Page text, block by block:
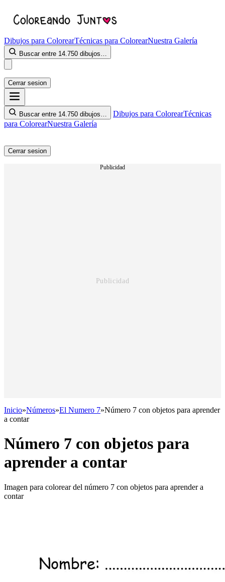
Dibujos para ColorearTécnicas para ColorearNuestra Galería
Buscar entre 14.750 dibujos…
Cerrar sesion
Buscar entre 14.750 dibujos… Dibujos para ColorearTécnicas
para ColorearNuestra Galería
Cerrar sesion
Publicidad
Inicio»Números»El Numero 7»Número 7 con objetos para aprender
a contar
Número 7 con objetos para
aprender a contar
Imagen para colorear del número 7 con objetos para aprender a
contar